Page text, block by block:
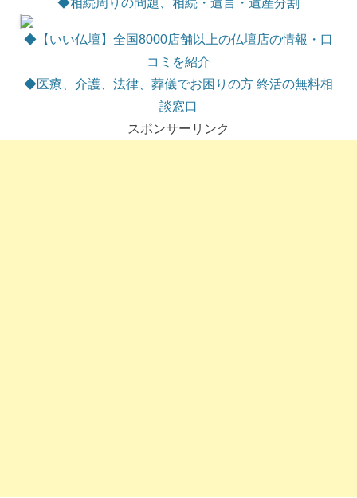
◆相続周りの問題、相続・遺言・遺産分割
◆【いい仏壇】全国8000店舗以上の仏壇店の情報・口
コミを紹介
◆医療、介護、法律、葬儀でお困りの方 終活の無料相
談窓口
スポンサーリンク